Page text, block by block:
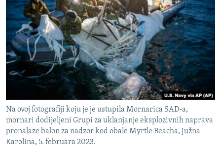
Na ovoj fotografiji koju je je ustupila Mornarica SAD-a,
mornari dodijeljeni Grupi za uklanjanje eksplozivnih naprava
pronalaze balon za nadzor kod obale Myrtle Beacha, Južna
Karolina, 5. februara 2023.